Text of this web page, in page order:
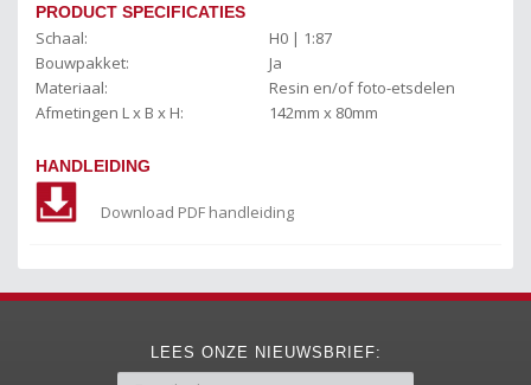
PRODUCT SPECIFICATIES
Schaal:
H0 | 1:87
Bouwpakket:
Ja
Materiaal:
Resin en/of foto-etsdelen
Afmetingen L x B x H:
142mm x 80mm
HANDLEIDING
Download PDF handleiding
LEES ONZE NIEUWSBRIEF: